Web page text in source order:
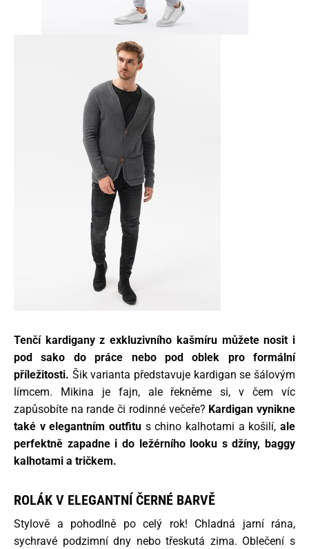
Tenčí kardigany z exkluzivního kašmíru můžete nosit i
pod sako do práce nebo pod oblek pro formální
příležitosti. Šik varianta představuje kardigan se šálovým
límcem. Mikina je fajn, ale řekněme si, v čem víc
zapůsobíte na rande či rodinné večeře? Kardigan vynikne
také v elegantním outfitu s chino kalhotami a košilí, ale
perfektně zapadne i do ležérního looku s džíny, baggy
kalhotami a tričkem.
ROLÁK V ELEGANTNÍ ČERNÉ BARVĚ
Stylově a pohodlně po celý rok! Chladná jarní rána,
sychravé podzimní dny nebo třeskutá zima. Oblečení s